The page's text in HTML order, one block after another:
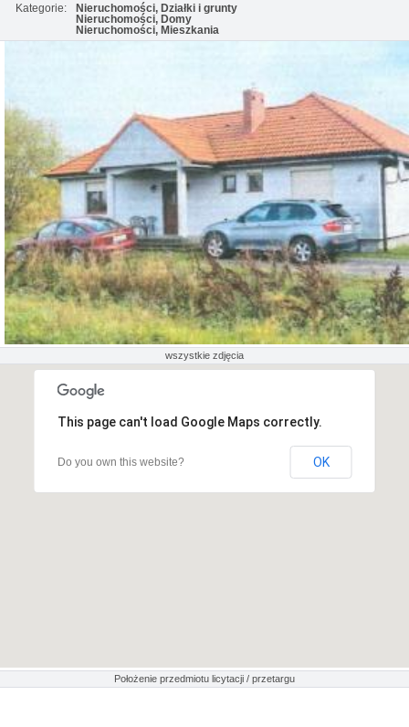
Kategorie:
Nieruchomości, Działki i grunty
Nieruchomości, Domy
Nieruchomości, Mieszkania
wszystkie zdjęcia
This page can't load Google Maps correctly.
Do you own this website? OK
Położenie przedmiotu licytacji / przetargu